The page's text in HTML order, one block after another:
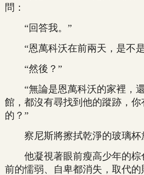
問：
“回答我。”
“恩萬科沃在前兩天，是不是
“然後？”
“無論是恩萬科沃的家裡，
館，都沒有尋找到他的蹤跡，你
的？”
察尼斯將擦拭乾淨的玻璃杯
他凝視著眼前瘦高少年的棕
前的懦弱、自卑都消失，取代的